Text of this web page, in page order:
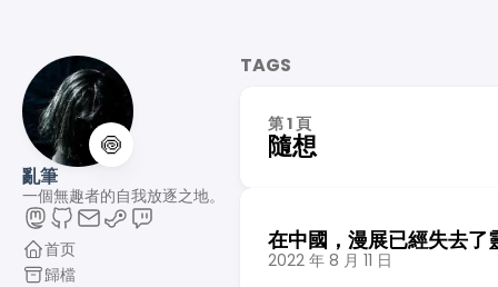
🍥
亂筆
一個無趣者的自我放逐之地。
首页
歸檔
TAGS
第 1 頁
隨想
在中國，漫展已經失去了
2022 年 8 月 11 日